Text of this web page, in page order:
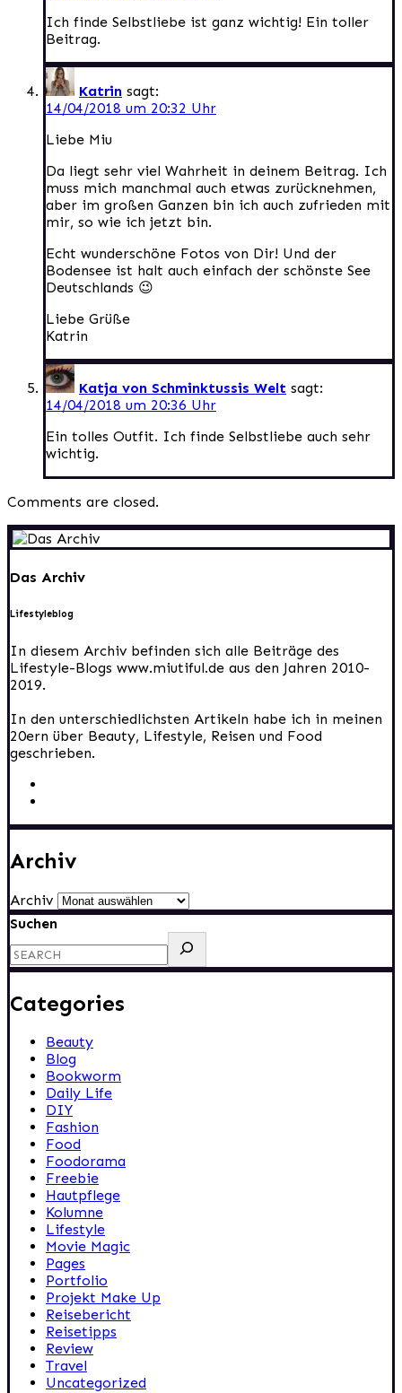
Ich finde Selbstliebe ist ganz wichtig! Ein toller
Beitrag.
Katrin sagt:
14/04/2018 um 20:32 Uhr
Liebe Miu
Da liegt sehr viel Wahrheit in deinem Beitrag. Ich
muss mich manchmal auch etwas zurücknehmen,
aber im großen Ganzen bin ich auch zufrieden mit
mir, so wie ich jetzt bin.
Echt wunderschöne Fotos von Dir! Und der
Bodensee ist halt auch einfach der schönste See
Deutschlands 😉
Liebe Grüße
Katrin
Katja von Schminktussis Welt sagt:
14/04/2018 um 20:36 Uhr
Ein tolles Outfit. Ich finde Selbstliebe auch sehr
wichtig.
Comments are closed.
Das Archiv
Lifestyleblog
In diesem Archiv befinden sich alle Beiträge des
Lifestyle-Blogs www.miutiful.de aus den Jahren 2010-
2019.
In den unterschiedlichsten Artikeln habe ich in meinen
20ern über Beauty, Lifestyle, Reisen und Food
geschrieben.
Archiv
Archiv
Suchen
Categories
Beauty
Blog
Bookworm
Daily Life
DIY
Fashion
Food
Foodorama
Freebie
Hautpflege
Kolumne
Lifestyle
Movie Magic
Pages
Portfolio
Projekt Make Up
Reisebericht
Reisetipps
Review
Travel
Uncategorized